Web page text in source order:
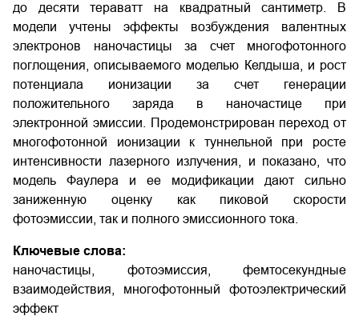
до десяти тераватт на квадратный сантиметр. В
модели учтены эффекты возбуждения валентных
электронов наночастицы за счет многофотонного
поглощения, описываемого моделью Келдыша, и рост
потенциала ионизации за счет генерации
положительного заряда в наночастице при
электронной эмиссии. Продемонстрирован переход от
многофотонной ионизации к туннельной при росте
интенсивности лазерного излучения, и показано, что
модель Фаулера и ее модификации дают сильно
заниженную оценку как пиковой скорости
фотоэмиссии, так и полного эмиссионного тока.
Ключевые слова:
наночастицы, фотоэмиссия, фемтосекундные
взаимодействия, многофотонный фотоэлектрический
эффект